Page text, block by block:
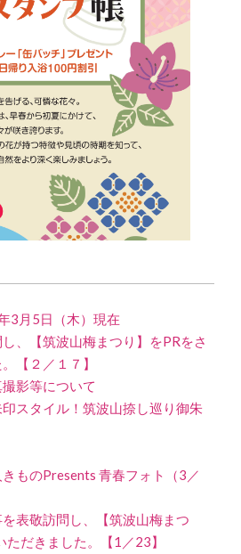
3月5日（木）現在
、【筑波山梅まつり】をPRをさ
【２／１７】
影等について
スタイル！筑波山捺し巡り御朱
きものPresents 青春フォト（3／
表敬訪問し、【筑波山梅まつ
ただきました。【1／23】